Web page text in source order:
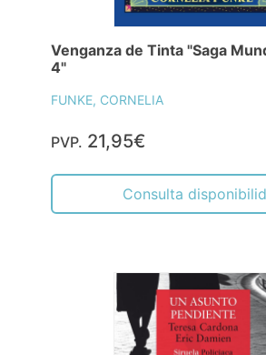
Venganza de Tinta "Saga
4"
FUNKE, CORNELIA
PVP. 21,95€
Consulta